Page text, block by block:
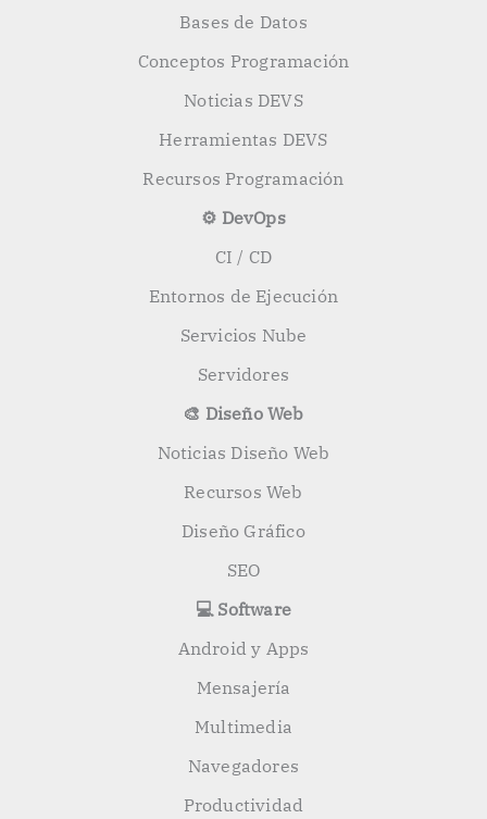
Bases de Datos
Conceptos Programación
Noticias DEVS
Herramientas DEVS
Recursos Programación
⚙️ DevOps
CI / CD
Entornos de Ejecución
Servicios Nube
Servidores
🎨 Diseño Web
Noticias Diseño Web
Recursos Web
Diseño Gráfico
SEO
💻 Software
Android y Apps
Mensajería
Multimedia
Navegadores
Productividad